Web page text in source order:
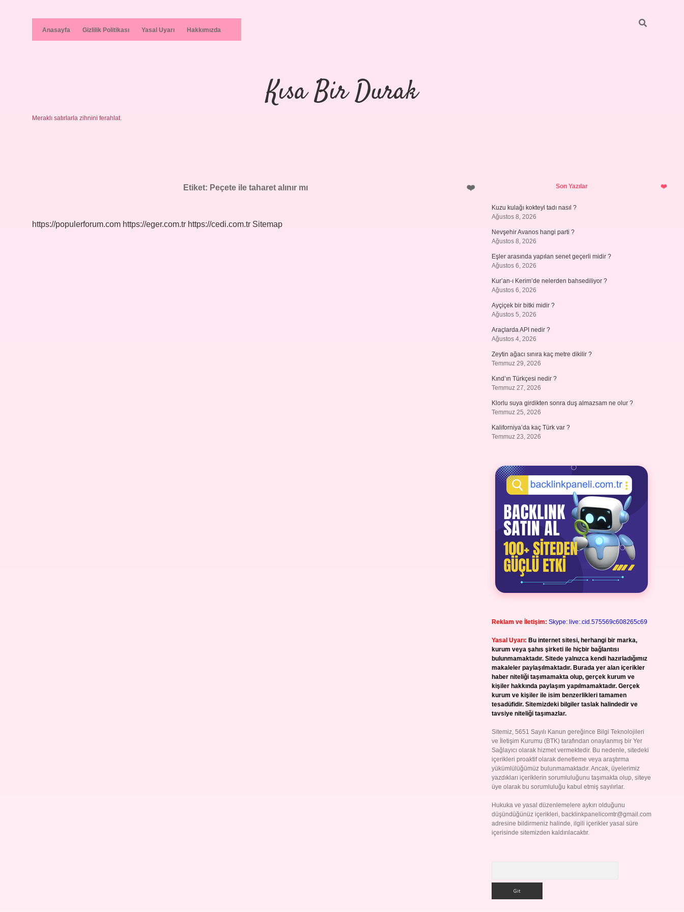
Anasayfa Gizlilik Politikası Yasal Uyarı Hakkımızda
Kısa Bir Durak
Meraklı satırlarla zihnini ferahlat.
Etiket: Peçete ile taharet alınır mı
https://populerforum.com https://eger.com.tr https://cedi.com.tr Sitemap
SidebarSon Yazılar
Kuzu kulağı kokteyl tadı nasıl ?
Ağustos 8, 2026
Nevşehir Avanos hangi parti ?
Ağustos 8, 2026
Eşler arasında yapılan senet geçerli midir ?
Ağustos 6, 2026
Kur’an-ı Kerim’de nelerden bahsediliyor ?
Ağustos 6, 2026
Ayçiçek bir bitki midir ?
Ağustos 5, 2026
Araçlarda API nedir ?
Ağustos 4, 2026
Zeytin ağacı sınıra kaç metre dikilir ?
Temmuz 29, 2026
Kınd’ın Türkçesi nedir ?
Temmuz 27, 2026
Klorlu suya girdikten sonra duş almazsam ne olur ?
Temmuz 25, 2026
Kaliforniya’da kaç Türk var ?
Temmuz 23, 2026
Reklam ve İletişim: Skype: live:.cid.575569c608265c69
Yasal Uyarı: Bu internet sitesi, herhangi bir marka,
kurum veya şahıs şirketi ile hiçbir bağlantısı
bulunmamaktadır. Sitede yalnızca kendi hazırladığımız
makaleler paylaşılmaktadır. Burada yer alan içerikler
haber niteliği taşımamakta olup, gerçek kurum ve
kişiler hakkında paylaşım yapılmamaktadır. Gerçek
kurum ve kişiler ile isim benzerlikleri tamamen
tesadüfidir. Sitemizdeki bilgiler taslak halindedir ve
tavsiye niteliği taşımazlar.
Sitemiz, 5651 Sayılı Kanun gereğince Bilgi Teknolojileri
ve İletişim Kurumu (BTK) tarafından onaylanmış bir Yer
Sağlayıcı olarak hizmet vermektedir. Bu nedenle, sitedeki
içerikleri proaktif olarak denetleme veya araştırma
yükümlülüğümüz bulunmamaktadır. Ancak, üyelerimiz
yazdıkları içeriklerin sorumluluğunu taşımakta olup, siteye
üye olarak bu sorumluluğu kabul etmiş sayılırlar.
Hukuka ve yasal düzenlemelere aykırı olduğunu
düşündüğünüz içerikleri, backlinkpanelicomtr@gmail.com
adresine bildirmeniz halinde, ilgili içerikler yasal süre
içerisinde sitemizden kaldırılacaktır.